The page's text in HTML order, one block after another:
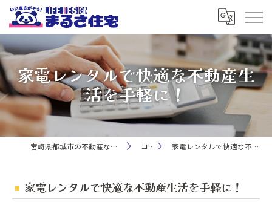
家電レンタルで快適な不動産生
活を手軽に！
宮崎県都城市の不動産ならまるさ住宅株式会社 コラム 家電レンタルで快適な不動産生活を手軽に！
家電レンタルで快適な不動産生活を手軽に！